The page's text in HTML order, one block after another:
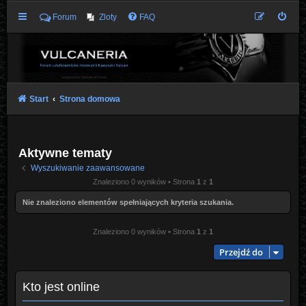
Forum Zloty FAQ
Start Strona domowa
Aktywne tematy
Wyszukiwanie zaawansowane
Znaleziono 0 wyników • Strona 1 z 1
Nie znaleziono elementów spełniających kryteria szukania.
Znaleziono 0 wyników • Strona 1 z 1
Przejdź do
Kto jest online